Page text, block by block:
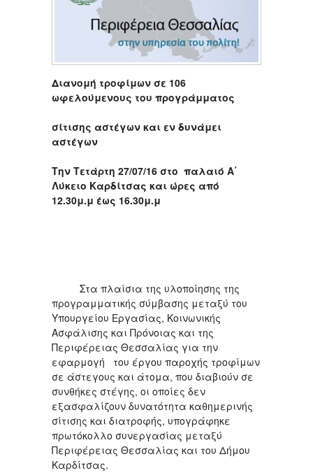
Διανομή τροφίμων σε 106
ωφελούμενους του προγράμματος
σίτισης αστέγων και εν δυνάμει
αστέγων
Την Τετάρτη 27/07/16 στο παλαιό Α΄
Λύκειο Καρδίτσας και ώρες από
12.30μ.μ έως 16.30μ.μ
Στα πλαίσια της υλοποίησης της
προγραμματικής σύμβασης μεταξύ του
Υπουργείου Εργασίας, Κοινωνικής
Ασφάλισης και Πρόνοιας και της
Περιφέρειας Θεσσαλίας για την
εφαρμογή του έργου παροχής τροφίμων
σε άστεγους και άτομα, που διαβιούν σε
συνθήκες στέγης, οι οποίες δεν
εξασφαλίζουν δυνατότητα καθημερινής
σίτισης και διατροφής, υπογράφηκε
πρωτόκολλο συνεργασίας μεταξύ
Περιφέρειας Θεσσαλίας και του Δήμου
Καρδίτσας.